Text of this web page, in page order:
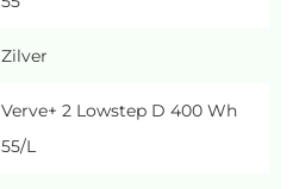
Zilver
Verve+ 2 Lowstep D 400 Wh
55/L